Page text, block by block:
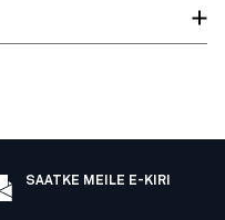
SAATKE MEILE E-KIRI